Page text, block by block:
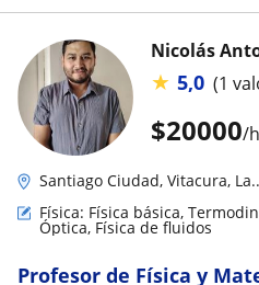
$20000/h
Nicolás
★ 5,0 (1
Santiago Ciudad, Vitacura,
Física: Física básica,
Óptica, Física de fluidos
Profesor de Física y